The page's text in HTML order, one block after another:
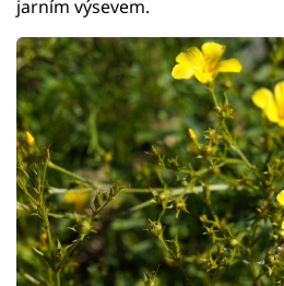
jarním výsevem.